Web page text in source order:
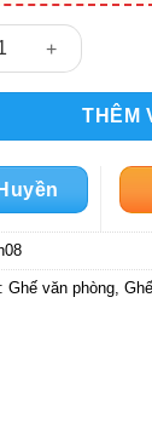
Văn Phòng
THÊM
Ghế văn phòng,